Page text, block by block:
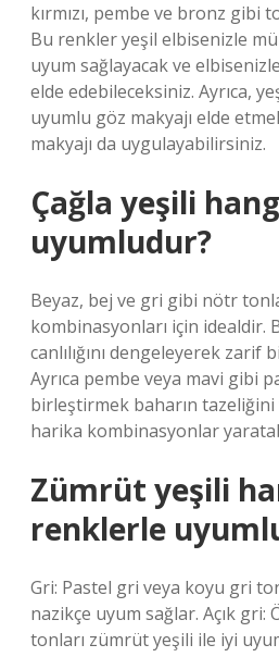
kırmızı, pembe ve bronz gibi
Bu renkler yeşil elbisenizle
uyum sağlayacak ve
elde edebileceksiniz. Ayrıca,
uyumlu göz makyajı elde
makyajı da uygulayabilirsiniz.
Çağla yeşili
uyumludur?
Beyaz, bej ve gri gibi nötr
kombinasyonları için idealdir.
canlılığını dengeleyerek zarif
Ayrıca pembe veya mavi gibi
birleştirmek baharın tazeliğini
harika kombinasyonlar
Zümrüt yeşili
renklerle
Gri: Pastel gri veya koyu gri
nazikçe uyum sağlar. Açık gri:
tonları zümrüt yeşili ile iyi